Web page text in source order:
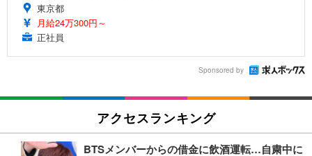
東京都
月給24万300円～
正社員
Sponsored by
アクセスランキング
BTSメンバーからの借金に飲酒運転…自粛中に